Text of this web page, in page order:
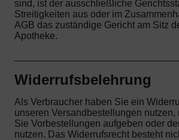
sind, ist der ausschließliche
Streitigkeiten aus oder im
AGB das zuständige Gericht am Sitz
Apotheke.
Widerrufsbelehrung
Als Verbraucher haben Sie ein
unseren Versandbestellungen nutzen,
Sie Vorbestellungen aufgeben oder
nutzen. Das Widerrufsrecht besteht